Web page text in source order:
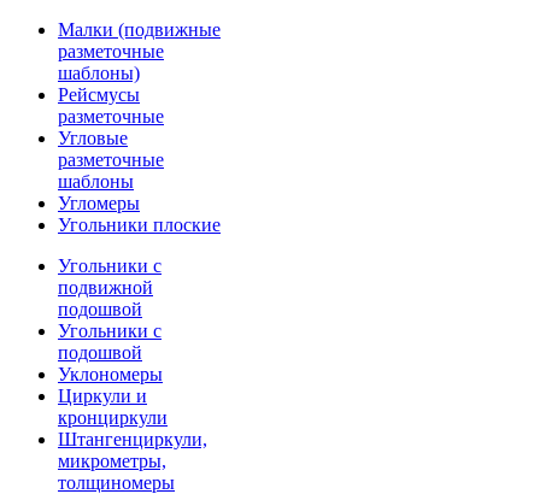
Малки (подвижные
разметочные
шаблоны)
Рейсмусы
разметочные
Угловые
разметочные
шаблоны
Угломеры
Угольники плоские
Угольники с
подвижной
подошвой
Угольники с
подошвой
Уклономеры
Циркули и
кронциркули
Штангенциркули,
микрометры,
толщиномеры